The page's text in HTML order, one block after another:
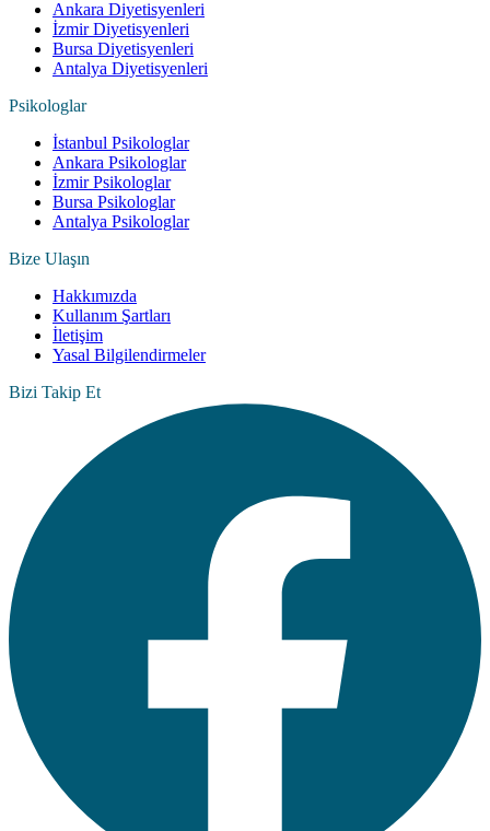
Ankara Diyetisyenleri
İzmir Diyetisyenleri
Bursa Diyetisyenleri
Antalya Diyetisyenleri
Psikologlar
İstanbul Psikologlar
Ankara Psikologlar
İzmir Psikologlar
Bursa Psikologlar
Antalya Psikologlar
Bize Ulaşın
Hakkımızda
Kullanım Şartları
İletişim
Yasal Bilgilendirmeler
Bizi Takip Et